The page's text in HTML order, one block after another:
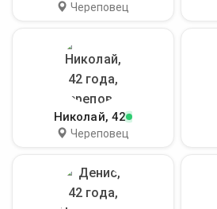
Череповец
Николай, 42
Череповец